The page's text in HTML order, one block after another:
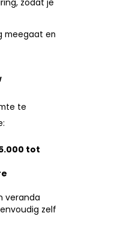
meegaat en
te
tot
veranda
zelf